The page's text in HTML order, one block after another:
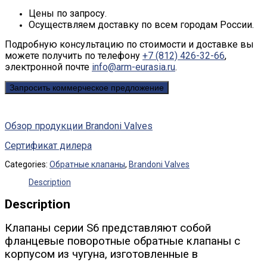
Цены по запросу.
Осуществляем доставку по всем городам России.
Подробную консультацию по стоимости и доставке вы
можете получить по телефону +7 (812) 426-32-66,
электронной почте info@arm-eurasia.ru.
Запросить коммерческое предложение
Обзор продукции Brandoni Valves
Сертификат дилера
Categories: Обратные клапаны, Brandoni Valves
Description
Description
Клапаны серии S6 представляют собой
фланцевые поворотные обратные клапаны с
корпусом из чугуна, изготовленные в